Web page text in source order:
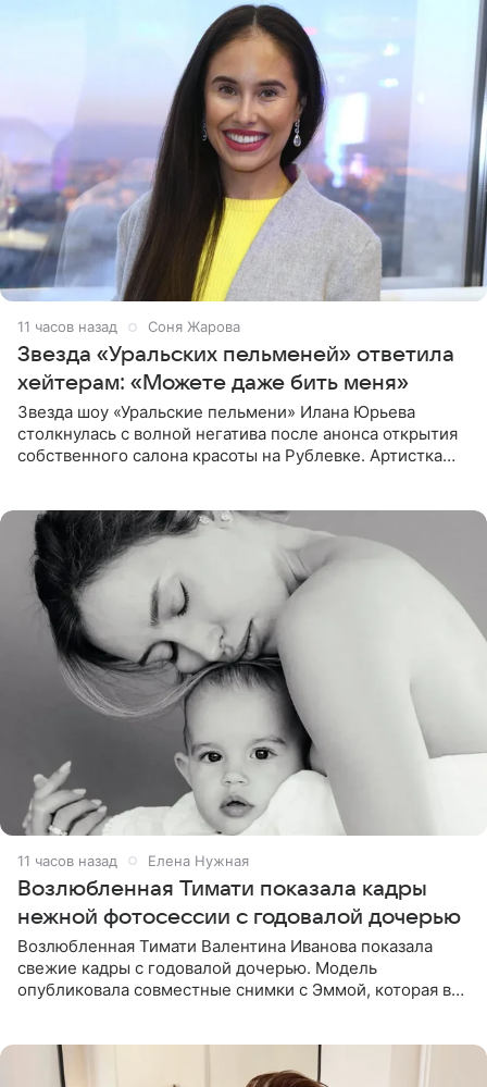
11 часов назад Соня Жарова
Звезда «Уральских пельменей» ответила
хейтерам: «Можете даже бить меня»
Звезда шоу «Уральские пельмени» Илана Юрьева
столкнулась с волной негатива после анонса открытия
собственного салона красоты на Рублевке. Артистка
11 часов назад Елена Нужная
Возлюбленная Тимати показала кадры
нежной фотосессии с годовалой дочерью
Возлюбленная Тимати Валентина Иванова показала
свежие кадры с годовалой дочерью. Модель
опубликовала совместные снимки с Эммой, которая в